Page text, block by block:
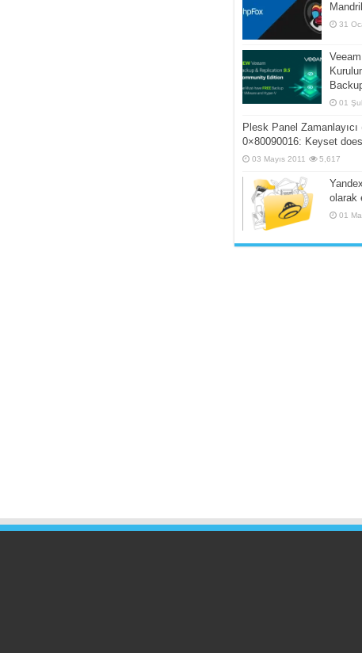
Mandrill
31
01
Plesk Panel
0×80090016: Keyset
03 Mayıs 2011 5,617
olarak
01